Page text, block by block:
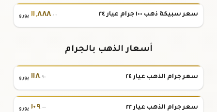
سعر سبيكة ذهب ١٠٠ جرام عيار ٢٤ ١١,٨٨٨.٠٠ يورو
أسعار الذهب بالجرام
سعر جرام الذهب عيار ٢٤ ١١٨.٩٠ يورو
سعر جرام الذهب عيار ٢٢ ١٠٩.٠٠ يورو